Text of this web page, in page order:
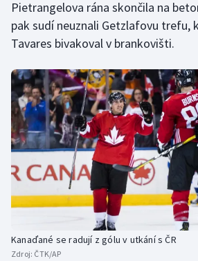
Volejbal
Ostatní
Pietrangelova rána skončila na
pak sudí neuznali Getzlafovu trefu,
Tavares bivakoval v brankovišti.
Kanaďané se radují z gólu v utkání s ČR
Zdroj: ČTK/AP